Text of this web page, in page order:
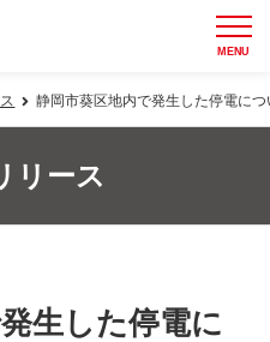
MENU
静岡市葵区地内で発生した停電につ
リース
生した停電に